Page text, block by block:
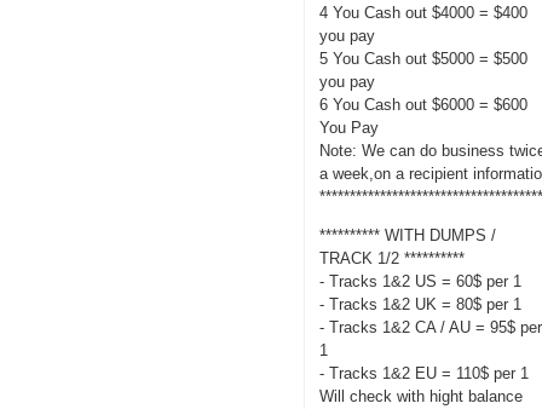
4 You Cash out $4000 = $400
you pay
5 You Cash out $5000 = $500
you pay
6 You Cash out $6000 = $600
You Pay
Note: We can do business
a week,on a recipient
********** WITH DUMPS /
TRACK 1/2 **********
- Tracks 1&2 US = 60$ per 1
- Tracks 1&2 UK = 80$ per 1
- Tracks 1&2 CA / AU = 95$ per
1
- Tracks 1&2 EU = 110$ per 1
Will check with hight balance